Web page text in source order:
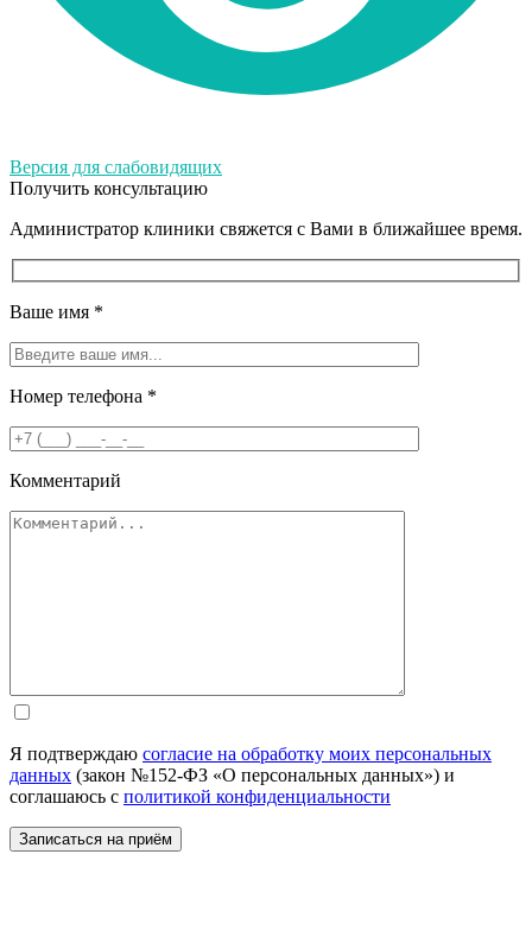
Версия для слабовидящих
Получить консультацию
Администратор клиники свяжется с Вами в ближайшее время.
Ваше имя *
Номер телефона *
Комментарий
Я подтверждаю согласие на обработку моих персональных
данных (закон №152-ФЗ «О персональных данных») и
соглашаюсь с политикой конфиденциальности